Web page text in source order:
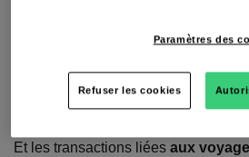
digitale ou vocale, par
Ce nouveau protocole risque de
procédures de paiement, aussi bien
que pour les intermédiaires et les
Et les transactions liées aux
Paramètres des
Refuser les cookies